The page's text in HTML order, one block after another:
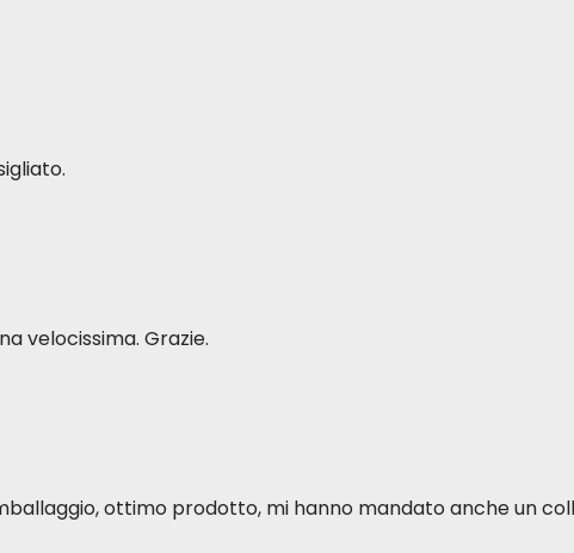
velocissima. Grazie.
ottimo prodotto, mi hanno mandato anche un